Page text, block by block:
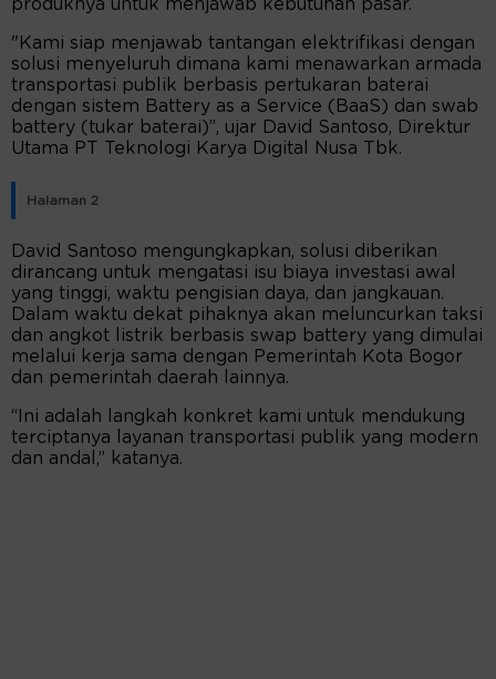
produknya untuk menjawab kebutuhan pasar.
"Kami siap menjawab tantangan elektrifikasi dengan
solusi menyeluruh dimana kami menawarkan armada
transportasi publik berbasis pertukaran baterai
dengan sistem Battery as a Service (BaaS) dan swab
battery (tukar baterai)”, ujar David Santoso, Direktur
Utama PT Teknologi Karya Digital Nusa Tbk.
Halaman 2
David Santoso mengungkapkan, solusi diberikan
dirancang untuk mengatasi isu biaya investasi awal
yang tinggi, waktu pengisian daya, dan jangkauan.
Dalam waktu dekat pihaknya akan meluncurkan taksi
dan angkot listrik berbasis swap battery yang dimulai
melalui kerja sama dengan Pemerintah Kota Bogor
dan pemerintah daerah lainnya.
“Ini adalah langkah konkret kami untuk mendukung
terciptanya layanan transportasi publik yang modern
dan andal,” katanya.